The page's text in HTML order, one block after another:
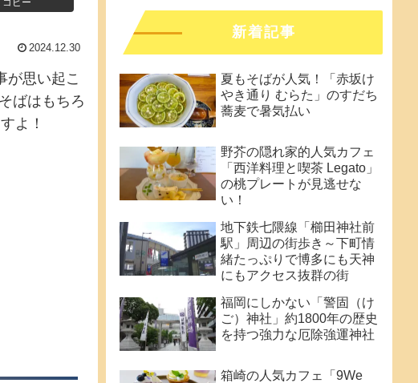
コピー
2024.12.30
が思い起こ
ばはもちろ
よ！
新着記事
夏もそばが人気！「赤坂け
やき通り むらた」のすだち
蕎麦で暑気払い
野芥の隠れ家的人気カフェ
「西洋料理と喫茶 Legato」
の桃プレートが見逃せな
い！
地下鉄七隈線「櫛田神社前
駅」周辺の街歩き～下町情
緒たっぷりで博多にも天神
にもアクセス抜群の街
福岡にしかない「警固（け
ご）神社」約1800年の歴史
を持つ強力な厄除強運神社
箱崎の人気カフェ「9We